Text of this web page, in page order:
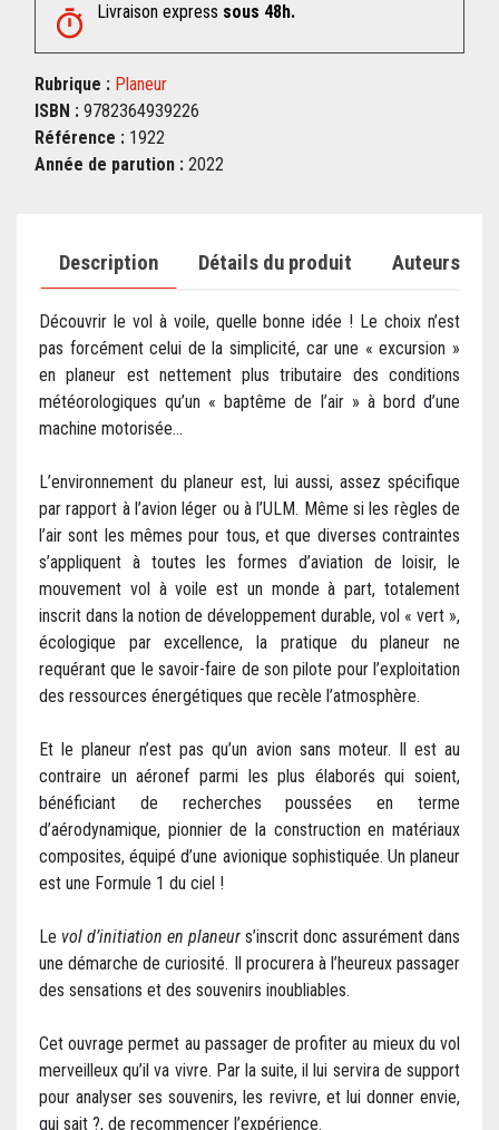
Livraison express sous 48h.
Rubrique : Planeur
ISBN : 9782364939226
Référence : 1922
Année de parution : 2022
Description Détails du produit Auteurs
Découvrir le vol à voile, quelle bonne idée ! Le choix n’est
pas forcément celui de la simplicité, car une « excursion »
en planeur est nettement plus tributaire des conditions
météorologiques qu’un « baptême de l’air » à bord d’une
machine motorisée…
L’environnement du planeur est, lui aussi, assez spécifique
par rapport à l’avion léger ou à l’ULM. Même si les règles de
l’air sont les mêmes pour tous, et que diverses contraintes
s’appliquent à toutes les formes d’aviation de loisir, le
mouvement vol à voile est un monde à part, totalement
inscrit dans la notion de développement durable, vol « vert »,
écologique par excellence, la pratique du planeur ne
requérant que le savoir-faire de son pilote pour l’exploitation
des ressources énergétiques que recèle l’atmosphère.
Et le planeur n’est pas qu’un avion sans moteur. Il est au
contraire un aéronef parmi les plus élaborés qui soient,
bénéficiant de recherches poussées en terme
d’aérodynamique, pionnier de la construction en matériaux
composites, équipé d’une avionique sophistiquée. Un planeur
est une Formule 1 du ciel !
Le vol d’initiation en planeur s’inscrit donc assurément dans
une démarche de curiosité. Il procurera à l’heureux passager
des sensations et des souvenirs inoubliables.
Cet ouvrage permet au passager de profiter au mieux du vol
merveilleux qu’il va vivre. Par la suite, il lui servira de support
pour analyser ses souvenirs, les revivre, et lui donner envie,
qui sait ?, de recommencer l’expérience.